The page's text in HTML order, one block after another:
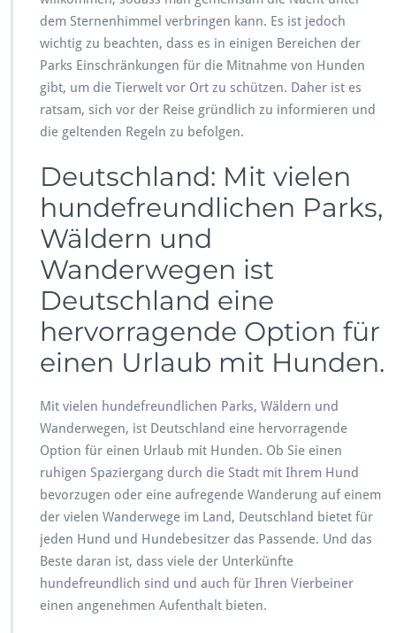
dem Sternenhimmel verbringen kann. Es ist jedoch
wichtig zu beachten, dass es in einigen Bereichen der
Parks Einschränkungen für die Mitnahme von Hunden
gibt, um die Tierwelt vor Ort zu schützen. Daher ist es
ratsam, sich vor der Reise gründlich zu informieren und
die geltenden Regeln zu befolgen.
Deutschland: Mit vielen
hundefreundlichen Parks,
Wäldern und
Wanderwegen ist
Deutschland eine
hervorragende Option für
einen Urlaub mit Hunden.
Mit vielen hundefreundlichen Parks, Wäldern und
Wanderwegen, ist Deutschland eine hervorragende
Option für einen Urlaub mit Hunden. Ob Sie einen
ruhigen Spaziergang durch die Stadt mit Ihrem Hund
bevorzugen oder eine aufregende Wanderung auf einem
der vielen Wanderwege im Land, Deutschland bietet für
jeden Hund und Hundebesitzer das Passende. Und das
Beste daran ist, dass viele der Unterkünfte
hundefreundlich sind und auch für Ihren Vierbeiner
einen angenehmen Aufenthalt bieten.